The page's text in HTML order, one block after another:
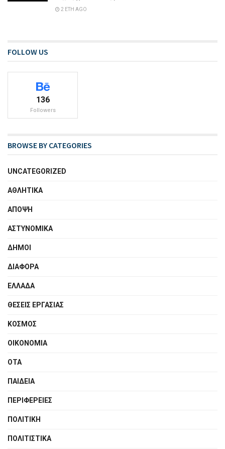
2 ΈΤΗ AGO
FOLLOW US
136
Followers
BROWSE BY CATEGORIES
UNCATEGORIZED
ΑΘΛΗΤΙΚΑ
ΑΠΟΨΗ
ΑΣΤΥΝΟΜΙΚΑ
ΔΗΜΟΙ
ΔΙΑΦΟΡΑ
ΕΛΛΑΔΑ
ΘΕΣΕΙΣ ΕΡΓΑΣΙΑΣ
ΚΟΣΜΟΣ
ΟΙΚΟΝΟΜΙΑ
ΟΤΑ
ΠΑΙΔΕΙΑ
ΠΕΡΙΦΕΡΕΙΕΣ
ΠΟΛΙΤΙΚΗ
ΠΟΛΙΤΙΣΤΙΚΑ